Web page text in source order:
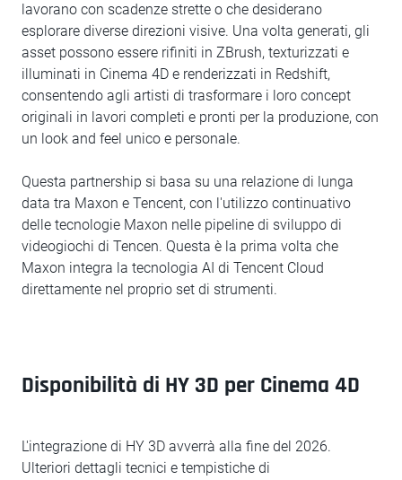
lavorano con scadenze strette o che desiderano
esplorare diverse direzioni visive. Una volta generati, gli
asset possono essere rifiniti in ZBrush, texturizzati e
illuminati in Cinema 4D e renderizzati in Redshift,
consentendo agli artisti di trasformare i loro concept
originali in lavori completi e pronti per la produzione, con
un look and feel unico e personale.
Questa partnership si basa su una relazione di lunga
data tra Maxon e Tencent, con l'utilizzo continuativo
delle tecnologie Maxon nelle pipeline di sviluppo di
videogiochi di Tencen. Questa è la prima volta che
Maxon integra la tecnologia AI di Tencent Cloud
direttamente nel proprio set di strumenti.
Disponibilità di HY 3D per Cinema 4D
L'integrazione di HY 3D avverrà alla fine del 2026.
Ulteriori dettagli tecnici e tempistiche di